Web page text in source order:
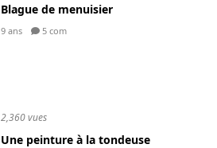
Blague de menuisier
9 ans 5 com
2,360 vues
Une peinture à la tondeuse